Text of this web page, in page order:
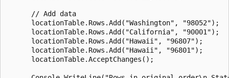
      // Add data
      locationTable.Rows.Add("Washington", "98052");
      locationTable.Rows.Add("California", "90001");
      locationTable.Rows.Add("Hawaii", "96807");
      locationTable.Rows.Add("Hawaii", "96801");
      locationTable.AcceptChanges();